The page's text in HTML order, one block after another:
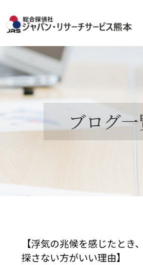
ブログ
【浮気の兆候を感じたとき
探さない方がいい理由】